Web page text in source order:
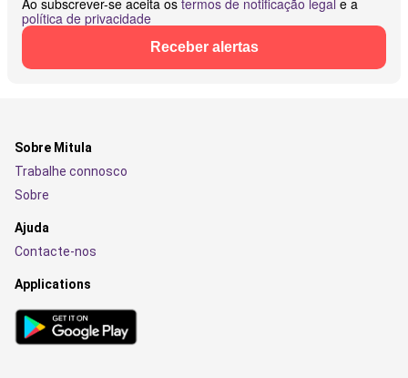
Ao subscrever-se aceita os termos de notificação legal e a
política de privacidade
Receber alertas
Sobre Mitula
Trabalhe connosco
Sobre
Ajuda
Contacte-nos
Applications